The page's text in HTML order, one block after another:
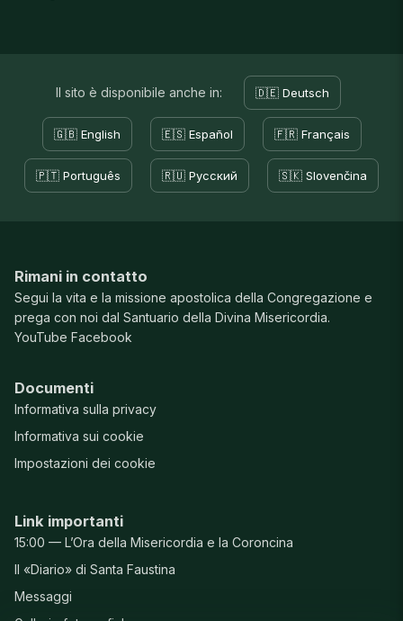
Il sito è disponibile anche in: 🇩🇪 Deutsch
🇬🇧 English 🇪🇸 Español 🇫🇷 Français
🇵🇹 Português 🇷🇺 Русский 🇸🇰 Slovenčina
Rimani in contatto
Segui la vita e la missione apostolica della Congregazione e
prega con noi dal Santuario della Divina Misericordia.
YouTube Facebook
Documenti
Informativa sulla privacy
Informativa sui cookie
Impostazioni dei cookie
Link importanti
15:00 — L’Ora della Misericordia e la Coroncina
Il «Diario» di Santa Faustina
Messaggi